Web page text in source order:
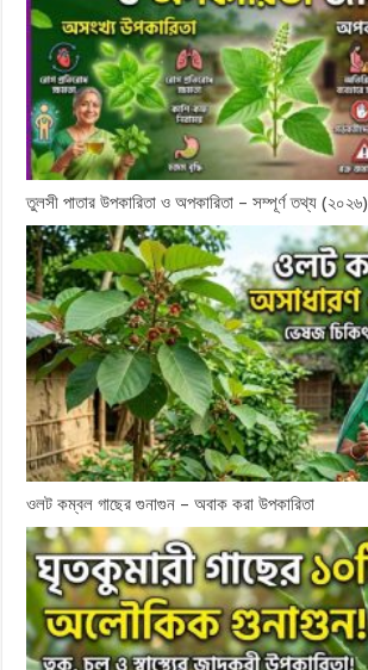
তুলসী পাতার উপকারিতা ও অপকারিতা – সম্পূর্ণ তথ্য (২০২৬)
ওলট কম্বল গাছের গুনাগুন – অবাক করা উপকারিতা